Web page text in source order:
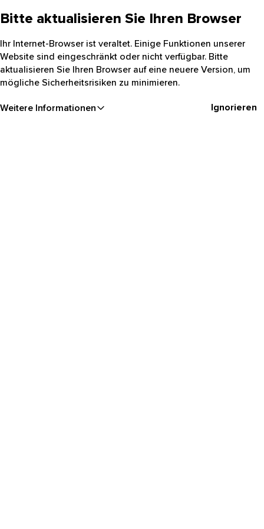
Bitte aktualisieren Sie Ihren Browser
Ihr Internet-Browser ist veraltet. Einige Funktionen unserer
Website sind eingeschränkt oder nicht verfügbar. Bitte
aktualisieren Sie Ihren Browser auf eine neuere Version, um
mögliche Sicherheitsrisiken zu minimieren.
Weitere Informationen Ignorieren